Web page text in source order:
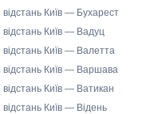
відстань Київ — Бухарест
відстань Київ — Вадуц
відстань Київ — Валетта
відстань Київ — Варшава
відстань Київ — Ватикан
відстань Київ — Відень